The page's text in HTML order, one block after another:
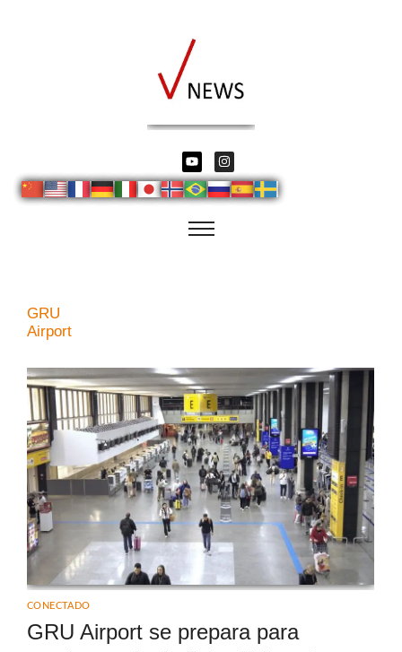
GRU
Airport
CONECTADO
GRU Airport se prepara para